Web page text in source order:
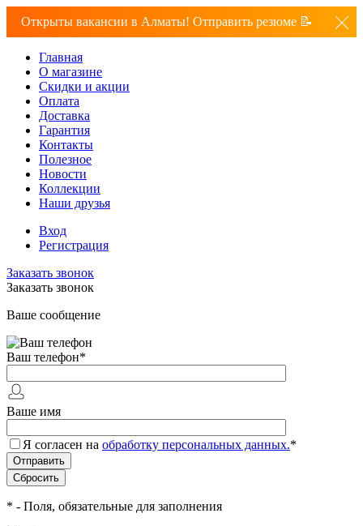
Открыты вакансии в Алматы! Отправить резюме 📝
Главная
О магазине
Скидки и акции
Оплата
Доставка
Гарантия
Контакты
Полезное
Новости
Коллекции
Наши друзья
Вход
Регистрация
Заказать звонок
Заказать звонок
Ваше сообщение
Ваш телефон*
Ваше имя
Я согласен на обработку персональных данных.*
* - Поля, обязательные для заполнения